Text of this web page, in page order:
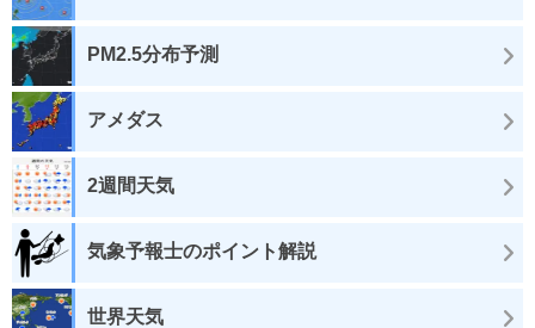
PM2.5分布予測
アメダス
2週間天気
気象予報士のポイント解説
世界天気